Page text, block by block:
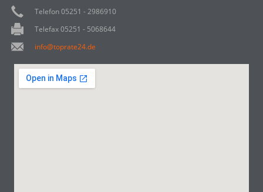
Telefon 05251 - 2986910
Telefax 05251 - 5068644
info@toprate24.de